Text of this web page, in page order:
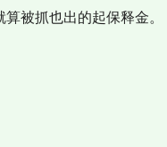
被抓也出的起保释金。